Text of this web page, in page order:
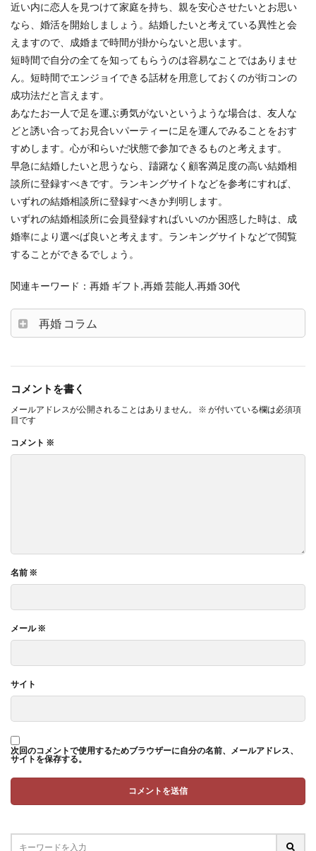
近い内に恋人を見つけて家庭を持ち、親を安心させたいとお思い
なら、婚活を開始しましょう。結婚したいと考えている異性と会
えますので、成婚まで時間が掛からないと思います。
短時間で自分の全てを知ってもらうのは容易なことではありませ
ん。短時間でエンジョイできる話材を用意しておくのが街コンの
成功法だと言えます。
あなたお一人で足を運ぶ勇気がないというような場合は、友人な
どと誘い合ってお見合いパーティーに足を運んでみることをおす
すめします。心が和らいだ状態で参加できるものと考えます。
早急に結婚したいと思うなら、躊躇なく顧客満足度の高い結婚相
談所に登録すべきです。ランキングサイトなどを参考にすれば、
いずれの結婚相談所に登録すべきか判明します。
いずれの結婚相談所に会員登録すればいいのか困惑した時は、成
婚率により選べば良いと考えます。ランキングサイトなどで閲覧
することができるでしょう。
関連キーワード：再婚 ギフト,再婚 芸能人.再婚 30代
再婚 コラム
コメントを書く
メールアドレスが公開されることはありません。 ※ が付いている欄は必須項
目です
コメント ※
名前 ※
メール※
サイト
次回のコメントで使用するためブラウザーに自分の名前、メールアドレス、
サイトを保存する。